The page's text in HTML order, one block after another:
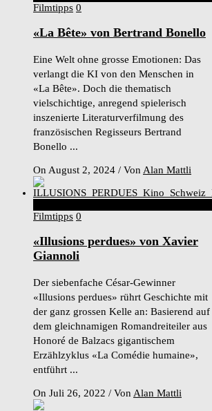
Filmtipps 0
«La Bête» von Bertrand Bonello
Eine Welt ohne grosse Emotionen: Das
verlangt die KI von den Menschen in
«La Bête». Doch die thematisch
vielschichtige, anregend spielerisch
inszenierte Literaturverfilmung des
französischen Regisseurs Bertrand
Bonello ...
On August 2, 2024 / Von Alan Mattli
Filmtipps 0
«Illusions perdues» von Xavier
Giannoli
Der siebenfache César-Gewinner
«Illusions perdues» rührt Geschichte mit
der ganz grossen Kelle an: Basierend auf
dem gleichnamigen Romandreiteiler aus
Honoré de Balzacs gigantischem
Erzählzyklus «La Comédie humaine»,
entführt ...
On Juli 26, 2022 / Von Alan Mattli